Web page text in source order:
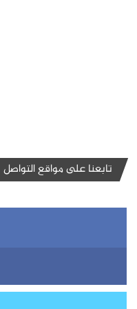
تابعنا على مواقع التواصل